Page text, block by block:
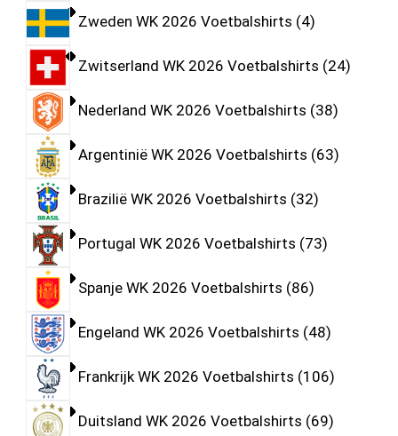
Zweden WK 2026 Voetbalshirts 4
Zwitserland WK 2026 Voetbalshirts 24
Nederland WK 2026 Voetbalshirts 38
Argentinië WK 2026 Voetbalshirts 63
Brazilië WK 2026 Voetbalshirts 32
Portugal WK 2026 Voetbalshirts 73
Spanje WK 2026 Voetbalshirts 86
Engeland WK 2026 Voetbalshirts 48
Frankrijk WK 2026 Voetbalshirts 106
Duitsland WK 2026 Voetbalshirts 69